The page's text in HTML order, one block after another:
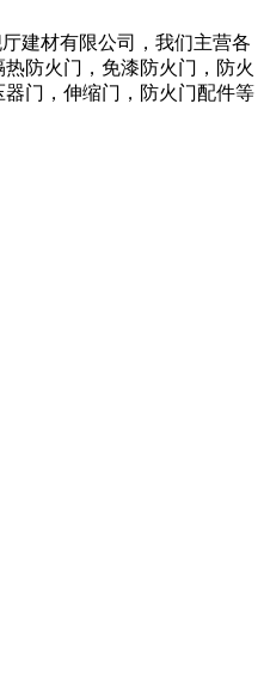
建材有限公司，我们主营各
防火门，免漆防火门，防火
门，伸缩门，防火门配件等